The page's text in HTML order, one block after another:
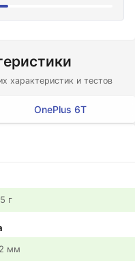
характеристик и тестов
OnePlus 6T
г
мм